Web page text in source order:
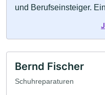
und Berufseinsteiger.
Bernd Fischer
Schuhreparaturen